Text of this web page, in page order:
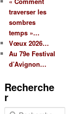
traverser les
sombres
temps »…
Vœux 2026…
Au 79e Festival
d’Avignon…
Recherche
r